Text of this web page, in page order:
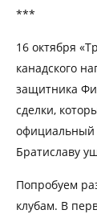
***
16 октября
канадского
защитника
сделки,
официальный
Братиславу
Попробуем
клубам. В